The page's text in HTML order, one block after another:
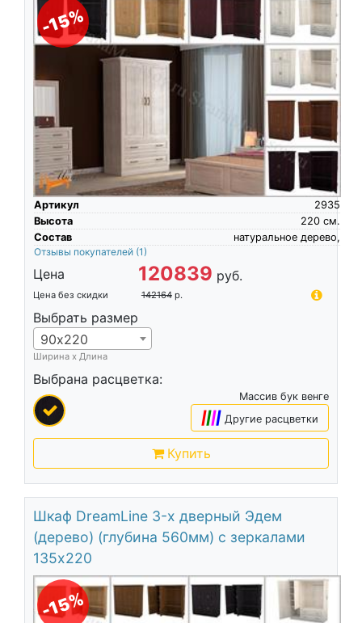
-15%
Артикул
2935
Высота
см.
220
Состав
натуральное дерево,
Отзывы покупателей (1)
Цена 120839 руб.
Цена без скидки 142164 р.
Выбрать размер
90х220
Ширина х Длина
Выбрана расцветка:
Массив бук венге
|||| Другие расцветки
Купить
Шкаф DreamLine 3-х дверный Эдем
(дерево) (глубина 560мм) с зеркалами
135х220
-15%